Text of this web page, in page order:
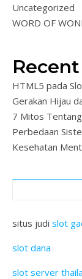
Uncategorized
WORD OF
HTML5 pada
Gerakan Hijau
7 Mitos
Perbedaan
Kesehatan
situs judi slot
slot dana
slot server